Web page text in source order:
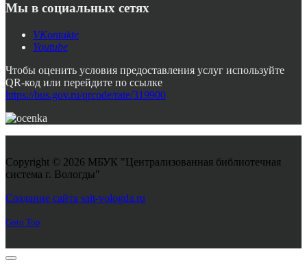
Мы в социальных сетях
VKontakte
Youtube
Чтобы оценить условия предоставления услуг используйте
QR-код или перейдите по ссылке
https://bus.gov.ru/qrcode/rate/319900
Copyright © 2026 МБУК "Централизованная библиотечная
система г. Вологды"
Создание сайта sait-vologda.ru
Goto Top